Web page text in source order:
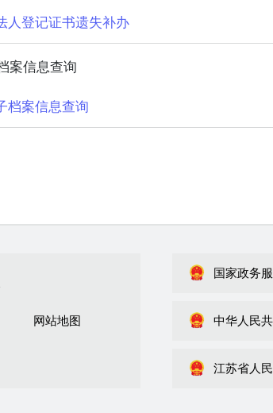
人登记证书遗失补办
案信息查询
档案信息查询
网站地图
国家政务
中华人民
江苏省人